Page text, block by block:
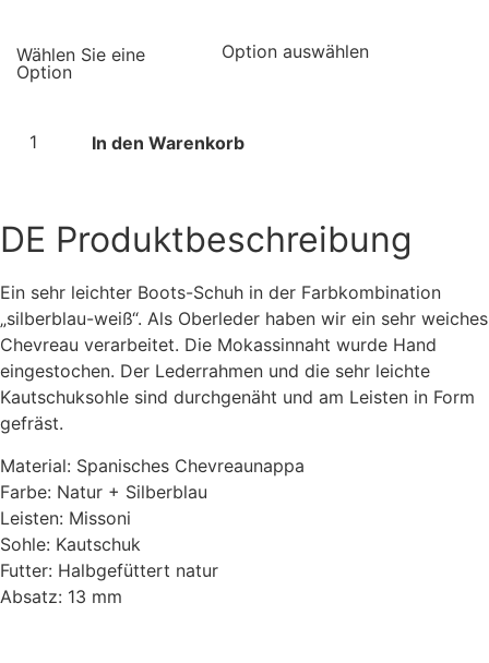
In den Warenkorb
DE Produktbeschreibung
Ein sehr leichter Boots-Schuh in der Farbkombination
„silberblau-weiß“. Als Oberleder haben wir ein sehr weiches
Chevreau verarbeitet. Die Mokassinnaht wurde Hand
eingestochen. Der Lederrahmen und die sehr leichte
Kautschuksohle sind durchgenäht und am Leisten in Form
gefräst.
Material: Spanisches Chevreaunappa
Farbe: Natur + Silberblau
Leisten: Missoni
Sohle: Kautschuk
Futter: Halbgefüttert natur
Absatz: 13 mm